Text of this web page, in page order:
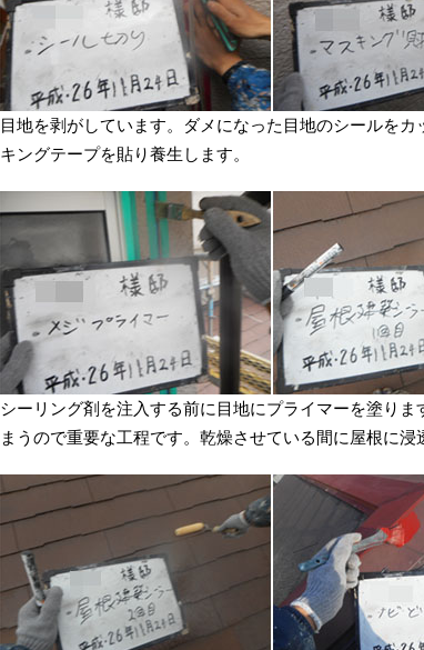
目地を剥がしています。ダメになった目地のシールを
キングテープを貼り養生します。
シーリング剤を注入する前に目地にプライマーを塗り
まうので重要な工程です。乾燥させている間に屋根に